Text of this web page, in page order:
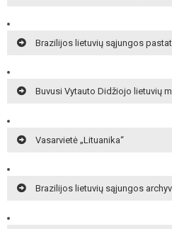
Brazilijos lietuvių sąjungos
Buvusi Vytauto Didžiojo lietuvių
Vasarvietė „Lituanika“
Brazilijos lietuvių sąjungos